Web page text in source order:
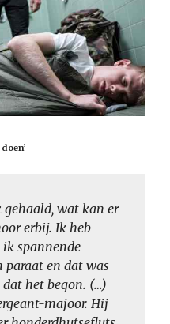
wat kan er
erbij. Ik heb
spannende
en dat was
het begon. (…)
majoor. Hij